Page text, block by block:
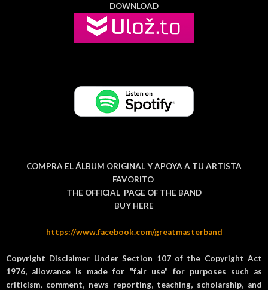
DOWNLOAD
COMPRA EL ÁLBUM ORIGINAL Y APOYA A TU ARTISTA
FAVORITO
THE OFFICIAL PAGE OF THE BAND
BUY HERE
https://www.facebook.com/greatmasterband
Copyright Disclaimer Under Section 107 of the Copyright Act
1976, allowance is made for "fair use" for purposes such as
criticism, comment, news reporting, teaching, scholarship, and